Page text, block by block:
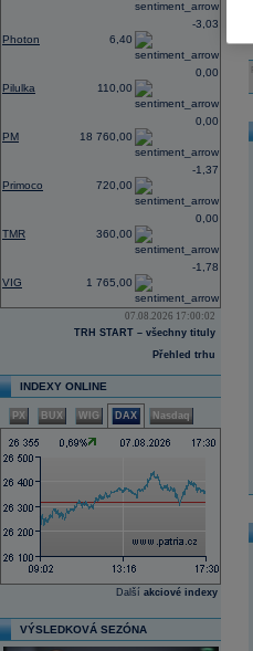
Photon 6,40
-3,03
Pilulka 110,00
0,00
PM 18 760,00
0,00
Primoco 720,00
-1,37
TMR 360,00
0,00
VIG 1 765,00
-1,78
07.08.2026 17:00:02
TRH START – všechny tituly
Přehled trhu
INDEXY ONLINE
PX BUX WIG DAX Nasdaq
Další akciové indexy
VÝSLEDKOVÁ SEZÓNA